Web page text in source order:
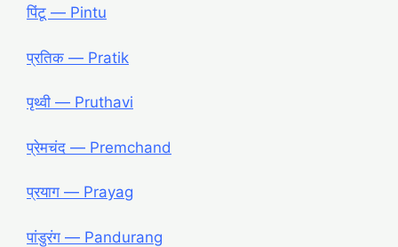
पिंटू — Pintu
प्रतिक — Pratik
पृथ्वी — Pruthavi
प्रेमचंद — Premchand
प्रयाग — Prayag
पांडुरंग — Pandurang